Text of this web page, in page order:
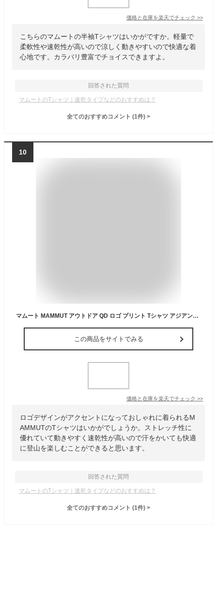
価格と在庫を楽天でチェック >>
こちらのマムートの半袖Tシャツはいかがですか。軽量で
柔軟性や速乾性が高いので涼しく動きやすいので快適な着
心地です。カラバリ豊富でチョイスできますよ。
回答された質問
マムートのTシャツ｜速乾タイプなどのおすすめは？
全てのおすすめコメント (1件) >
10
マムート MAMMUT アウトドア QD ロゴ プリント Tシャツ アジアンフィット メンズ 男性 半袖 トップス 速乾 軽量 柔軟 高機能 高品質 お出かけ 旅行 1017-02012 101702012 00253
この商品をサイトでみる
価格と在庫を楽天でチェック >>
ロゴデザインがアクセントになっておしゃれに着られるM
AMMUTのTシャツはいかがでしょうか。ストレッチ性に
優れていて動きやすく速乾性が高いので汗をかいても快適
に登山を楽しむことができると思います。
回答された質問
マムートのTシャツ｜速乾タイプなどのおすすめは？
全てのおすすめコメント (1件) >